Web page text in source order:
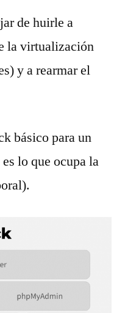
de huirle a
la virtualización
y a rearmar el
básico para un
lo que ocupa la